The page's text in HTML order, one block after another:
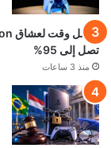
تصل إلى 95%
منذ 3 ساعات